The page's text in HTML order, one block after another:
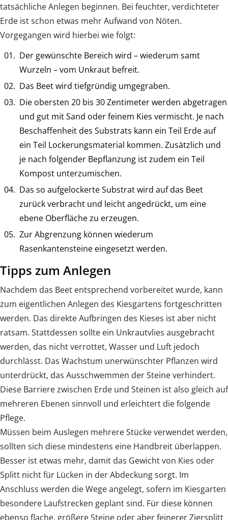
tatsächliche Anlegen beginnen. Bei feuchter, verdichteter
Erde ist schon etwas mehr Aufwand von Nöten.
Vorgegangen wird hierbei wie folgt:
Der gewünschte Bereich wird – wiederum samt
Wurzeln – vom Unkraut befreit.
Das Beet wird tiefgründig umgegraben.
Die obersten 20 bis 30 Zentimeter werden abgetragen
und gut mit Sand oder feinem Kies vermischt. Je nach
Beschaffenheit des Substrats kann ein Teil Erde auf
ein Teil Lockerungsmaterial kommen. Zusätzlich und
je nach folgender Bepflanzung ist zudem ein Teil
Kompost unterzumischen.
Das so aufgelockerte Substrat wird auf das Beet
zurück verbracht und leicht angedrückt, um eine
ebene Oberfläche zu erzeugen.
Zur Abgrenzung können wiederum
Rasenkantensteine eingesetzt werden.
Tipps zum Anlegen
Nachdem das Beet entsprechend vorbereitet wurde, kann
zum eigentlichen Anlegen des Kiesgartens fortgeschritten
werden. Das direkte Aufbringen des Kieses ist aber nicht
ratsam. Stattdessen sollte ein Unkrautvlies ausgebracht
werden, das nicht verrottet, Wasser und Luft jedoch
durchlässt. Das Wachstum unerwünschter Pflanzen wird
unterdrückt, das Ausschwemmen der Steine verhindert.
Diese Barriere zwischen Erde und Steinen ist also gleich auf
mehreren Ebenen sinnvoll und erleichtert die folgende
Pflege.
Müssen beim Auslegen mehrere Stücke verwendet werden,
sollten sich diese mindestens eine Handbreit überlappen.
Besser ist etwas mehr, damit das Gewicht von Kies oder
Splitt nicht für Lücken in der Abdeckung sorgt. Im
Anschluss werden die Wege angelegt, sofern im Kiesgarten
besondere Laufstrecken geplant sind. Für diese können
ebenso flache, größere Steine oder aber feinerer Ziersplitt